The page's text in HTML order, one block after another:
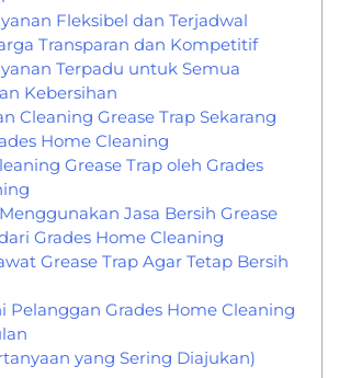
Fleksibel dan Terjadwal
Transparan dan Kompetitif
Terpadu untuk Semua
Kebersihan
Cleaning Grease Trap Sekarang
Home Cleaning
Grease Trap oleh Grades
Jasa Bersih Grease
Grades Home Cleaning
Grease Trap Agar Tetap Bersih
Pelanggan Grades Home Cleaning
yang Sering Diajukan)